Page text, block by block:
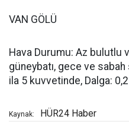
VAN GÖLÜ
Hava Durumu: Az bulutlu
güneybatı, gece ve
ila 5 kuvvetinde, Dalga:
Kaynak: HÜR24 Haber